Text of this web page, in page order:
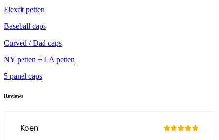
Flexfit petten
Baseball caps
Curved / Dad caps
NY petten + LA petten
5 panel caps
Reviews